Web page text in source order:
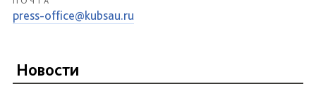
press-office@kubsau.ru
Новости